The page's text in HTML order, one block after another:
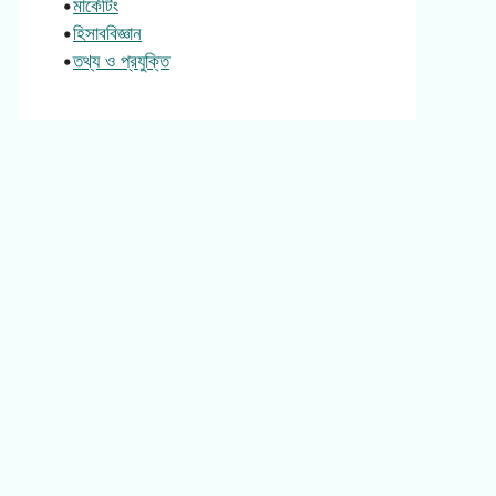
•মার্কেটিং
•হিসাববিজ্ঞান
•তথ্য ও প্রযুক্তি